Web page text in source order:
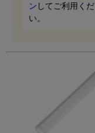
ン してご利用くだ
い。